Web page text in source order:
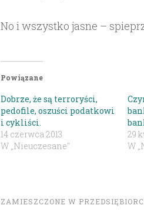
No i wszystko jasne –
Powiązane
Dobrze, że są terroryści,
pedofile, oszuści podatkowi
i cykliści.
14 czerwca 2013
W „Nieuczesane"
29
W
ZAMIESZCZONE W